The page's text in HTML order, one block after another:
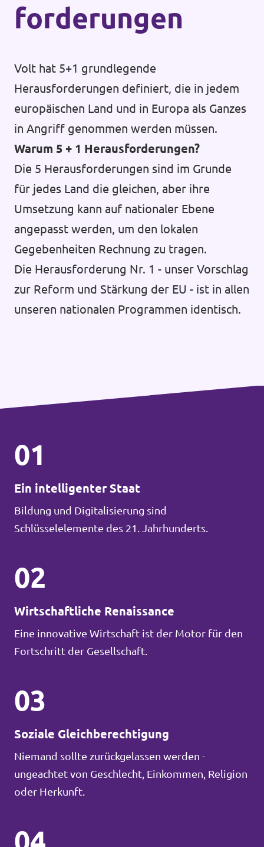
forderungen
Volt hat 5+1 grundlegende
Herausforderungen definiert, die in jedem
europäischen Land und in Europa als Ganzes
in Angriff genommen werden müssen.
Warum 5 + 1 Herausforderungen?
Die 5 Herausforderungen sind im Grunde
für jedes Land die gleichen, aber ihre
Umsetzung kann auf nationaler Ebene
angepasst werden, um den lokalen
Gegebenheiten Rechnung zu tragen.
Die Herausforderung Nr. 1 - unser Vorschlag
zur Reform und Stärkung der EU - ist in allen
unseren nationalen Programmen identisch.
01
Ein intelligenter Staat
Bildung und Digitalisierung sind
Schlüsselelemente des 21. Jahrhunderts.
02
Wirtschaftliche Renaissance
Eine innovative Wirtschaft ist der Motor für den
Fortschritt der Gesellschaft.
03
Soziale Gleichberechtigung
Niemand sollte zurückgelassen werden -
ungeachtet von Geschlecht, Einkommen, Religion
oder Herkunft.
04